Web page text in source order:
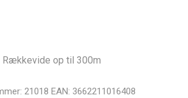
Rækkevide op til 300m
21018 EAN: 3662211016408